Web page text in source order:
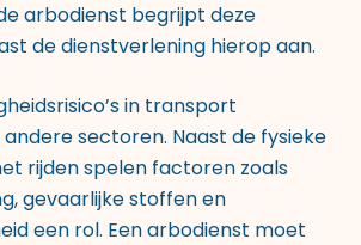
arbodienst begrijpt deze
de dienstverlening hierop aan.
in transport
sectoren. Naast de fysieke
rijden spelen factoren zoals
gevaarlijke stoffen en
een rol. Een arbodienst moet